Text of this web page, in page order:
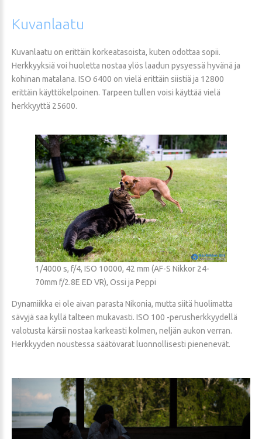
Kuvanlaatu
Kuvanlaatu on erittäin korkeatasoista, kuten odottaa sopii.
Herkkyyksiä voi huoletta nostaa ylös laadun pysyessä hyvänä ja
kohinan matalana. ISO 6400 on vielä erittäin siistiä ja 12800
erittäin käyttökelpoinen. Tarpeen tullen voisi käyttää vielä
herkkyyttä 25600.
1/4000 s, f/4, ISO 10000, 42 mm (AF-S Nikkor 24-
70mm f/2.8E ED VR), Ossi ja Peppi
Dynamiikka ei ole aivan parasta Nikonia, mutta siitä huolimatta
sävyjä saa kyllä talteen mukavasti. ISO 100 -perusherkkyydellä
valotusta kärsii nostaa karkeasti kolmen, neljän aukon verran.
Herkkyyden noustessa säätövarat luonnollisesti pienenevät.